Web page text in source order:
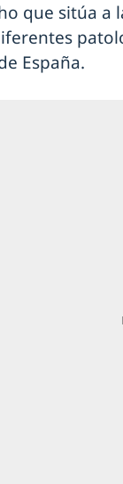
que sitúa a
España.